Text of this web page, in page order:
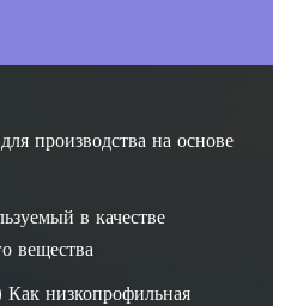
производства на основе
в качестве
вещества
низкопрофильная